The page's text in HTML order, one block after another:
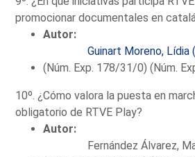
promocionar documentales en
Autor:
Guinart Moreno, Lídia
(Núm. Exp. 178/31/0) (Núm.
10º. ¿Cómo valora la puesta en
obligatorio de RTVE Play?
Autor:
Fernández Álvarez,